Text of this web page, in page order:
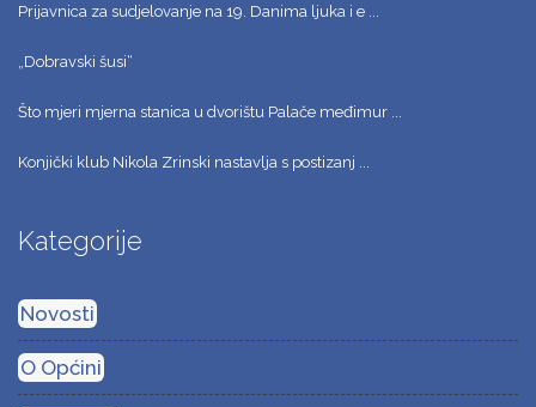
Prijavnica za sudjelovanje na 19. Danima ljuka i e ...
„Dobravski šusi“
Što mjeri mjerna stanica u dvorištu Palače međimur ...
Konjički klub Nikola Zrinski nastavlja s postizanj ...
Kategorije
Novosti
O Općini